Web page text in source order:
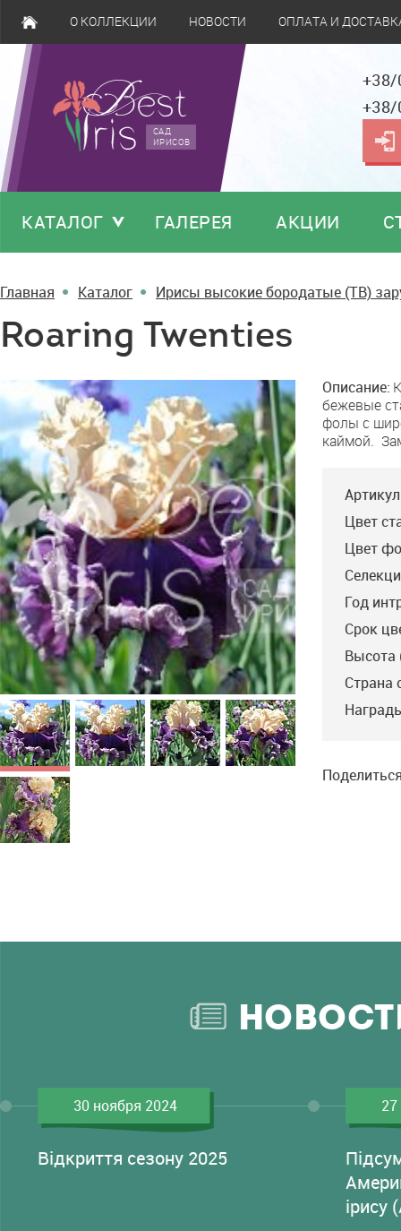
О КОЛЛЕКЦИИ НОВОСТИ ОПЛАТА И
САД
ИРИСОВ
КАТАЛОГ ГАЛЕРЕЯ АКЦИИ
Главная Каталог Ирисы высокие бородатые (TB)
Roaring Twenties
Roaring
Twenties
Описание:
бежевые
фолы с
каймой.
Цвет
Цвет
Год
Срок
Высота
Страна
30 ноября 2024
Відкриття сезону 2025
ірису